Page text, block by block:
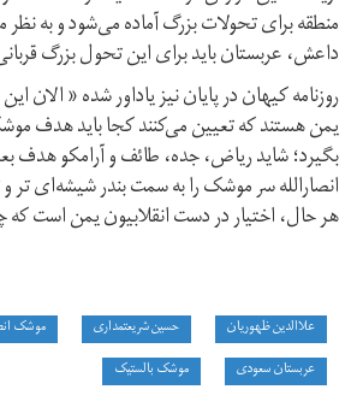
منطقه برای تحولات بزرگ آماده می‌شود و به
داعش، عربستان باید برای این تحول بزرگ
روزنامه کیهان در پایان نیز یاد‌اور شده « الان این
یمن هستند که تعیین می‌کنند کجا باید هدف
بگیرد؛ شاید ریاض، جده، طائف و آرامکو هدف
انصارالله سر موشک را به سمت بندر شیشه‌ای تر
هر حال، اختیار در دست انقلابیون یمن است که
علاالدین ظهوریان حسین شریعتمداری
موشک
عربستان سعودی
موشک بالستیک